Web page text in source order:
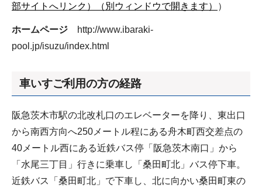
部サイトへリンク）（別ウィンドウで開きます）
）
ホームページ
http://www.ibaraki-
pool.jp/isuzu/index.html
車いすご利用の方の経路
阪急茨木市駅の北改札口のエレベーターを降り、東出口
から南西方向へ250メートル程にある舟木町西交差点の
40メートル西にある近鉄バス停「阪急茨木南口」から
「水尾三丁目」行きに乗車し「桑田町北」バス停下車。
近鉄バス「桑田町北」で下車し、北に向かい桑田町東の